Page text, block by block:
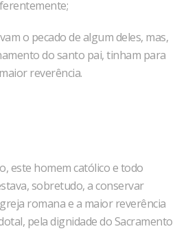
o pecado de algum deles, mas,
do santo pai, tinham para
reverência.
este homem católico e todo
sobretudo, a conservar
ro­mana e a maior reverência
pela dignidade do Sacramento